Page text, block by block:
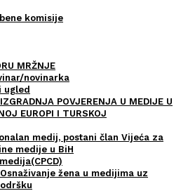
komisije
MRŽNJE
novinarka
ugled
POVJERENJA U MEDIJE U
EUROPI I TURSKOJ
medij, postani član Vijeća za
medije u BiH
žena u medijima uz